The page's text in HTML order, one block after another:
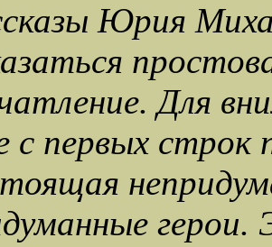
Юрия
Для
с первых строк
герои.